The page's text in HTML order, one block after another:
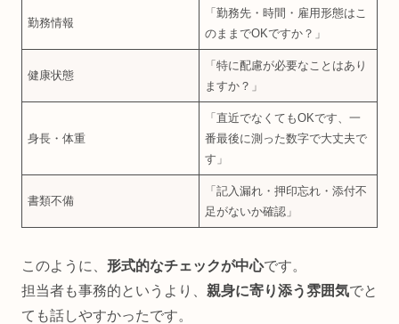
勤務情報
「勤務先・時間・雇用形態はこ
のままでOKですか？」
健康状態
「特に配慮が必要なことはあり
ますか？」
身長・体重
「直近でなくてもOKです、一
番最後に測った数字で大丈夫で
す」
書類不備
「記入漏れ・押印忘れ・添付不
足がないか確認」
このように、 形式的なチェックが中心です。
担当者も事務的というより、 親身に寄り添う雰囲気でと
ても話しやすかったです。